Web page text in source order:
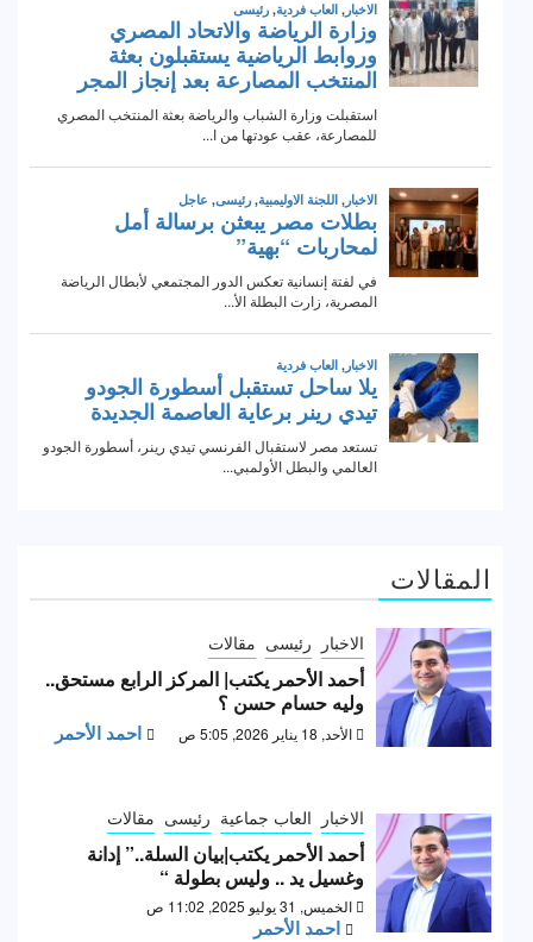
المقالات
الاخبار رئيسى مقالات
أحمد الأحمر يكتب| المركز الرابع مستحق..
وليه حسام حسن ؟
الأحد, 18 يناير 2026, 5:05 ص احمد الأحمر
الاخبار العاب جماعية رئيسى مقالات
أحمد الأحمر يكتب|بيان السلة..” إدانة
وغسيل يد .. وليس بطولة “
الخميس, 31 يوليو 2025, 11:02 ص
احمد الأحمر